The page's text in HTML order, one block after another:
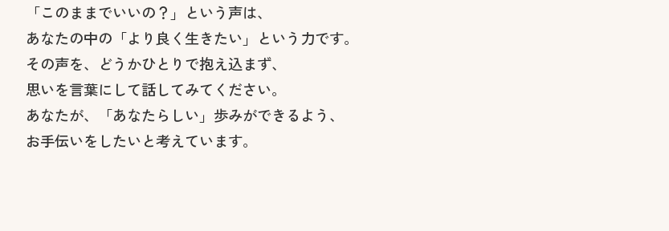
「このままでいいの？」という声は、
あなたの中の「より良く生きたい」という力です。
その声を、どうかひとりで抱え込まず、
思いを言葉にして話してみてください。
あなたが、「あなたらしい」歩みができるよう、
お手伝いをしたいと考えています。